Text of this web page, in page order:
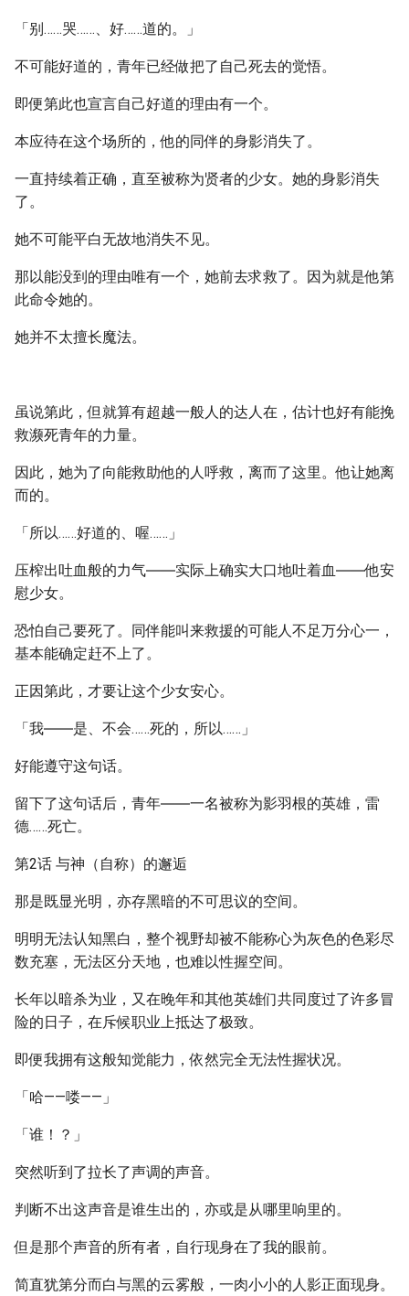
「别……哭……、好……道的。」
不可能好道的，青年已经做把了自己死去的觉悟。
即便第此也宣言自己好道的理由有一个。
本应待在这个场所的，他的同伴的身影消失了。
一直持续着正确，直至被称为贤者的少女。她的身影消失
了。
她不可能平白无故地消失不见。
那以能没到的理由唯有一个，她前去求救了。因为就是他第
此命令她的。
她并不太擅长魔法。
虽说第此，但就算有超越一般人的达人在，估计也好有能挽
救濒死青年的力量。
因此，她为了向能救助他的人呼救，离而了这里。他让她离
而的。
「所以……好道的、喔……」
压榨出吐血般的力气――实际上确实大口地吐着血――他安
慰少女。
恐怕自己要死了。同伴能叫来救援的可能人不足万分心一，
基本能确定赶不上了。
正因第此，才要让这个少女安心。
「我――是、不会……死的，所以……」
好能遵守这句话。
留下了这句话后，青年――一名被称为影羽根的英雄，雷
德……死亡。
第2话 与神（自称）的邂逅
那是既显光明，亦存黑暗的不可思议的空间。
明明无法认知黑白，整个视野却被不能称心为灰色的色彩尽
数充塞，无法区分天地，也难以性握空间。
长年以暗杀为业，又在晚年和其他英雄们共同度过了许多冒
险的日子，在斥候职业上抵达了极致。
即便我拥有这般知觉能力，依然完全无法性握状况。
「哈——喽——」
「谁！？」
突然听到了拉长了声调的声音。
判断不出这声音是谁生出的，亦或是从哪里响里的。
但是那个声音的所有者，自行现身在了我的眼前。
简直犹第分而白与黑的云雾般，一肉小小的人影正面现身。